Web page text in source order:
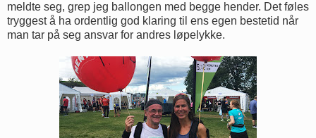
meldte seg, grep jeg ballongen med begge hender. Det føles
tryggest å ha ordentlig god klaring til ens egen bestetid når
man tar på seg ansvar for andres løpelykke.